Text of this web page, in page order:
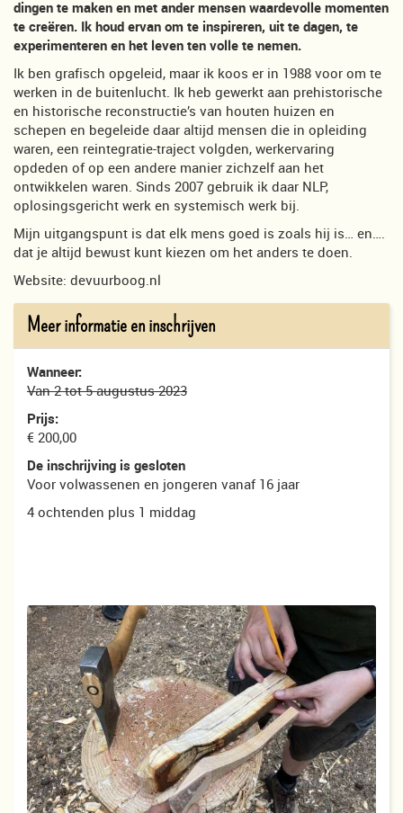
dingen te maken en met ander mensen waardevolle momenten
te creëren. Ik houd ervan om te inspireren, uit te dagen, te
experimenteren en het leven ten volle te nemen.
Ik ben grafisch opgeleid, maar ik koos er in 1988 voor om te
werken in de buitenlucht. Ik heb gewerkt aan prehistorische
en historische reconstructie’s van houten huizen en
schepen en begeleide daar altijd mensen die in opleiding
waren, een reintegratie-traject volgden, werkervaring
opdeden of op een andere manier zichzelf aan het
ontwikkelen waren. Sinds 2007 gebruik ik daar NLP,
oplosingsgericht werk en systemisch werk bij.
Mijn uitgangspunt is dat elk mens goed is zoals hij is… en….
dat je altijd bewust kunt kiezen om het anders te doen.
Website: devuurboog.nl
Meer informatie en inschrijven
Wanneer:
Van 2 tot 5 augustus 2023
Prijs:
€ 200,00
De inschrijving is gesloten
Voor volwassenen en jongeren vanaf 16 jaar
4 ochtenden plus 1 middag